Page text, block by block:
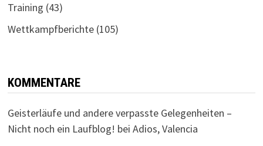
Training (43)
Wettkampfberichte(105)
KOMMENTARE
Geisterläufe und andere verpasste Gelegenheiten –
Nicht noch ein Laufblog! bei Adios, Valencia